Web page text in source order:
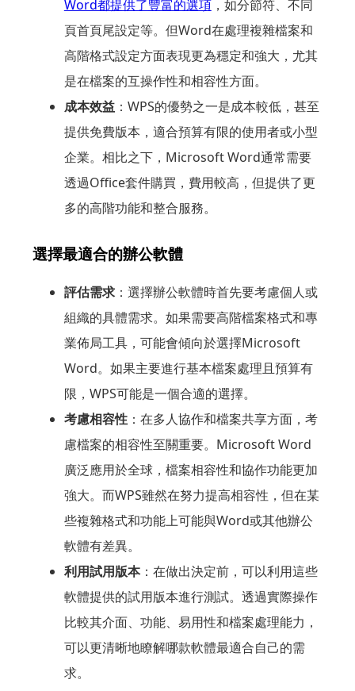
Word都提供了豐富的選項，如分節符、不同
頁首頁尾設定等。但Word在處理複雜檔案和
高階格式設定方面表現更為穩定和強大，尤其
是在檔案的互操作性和相容性方面。
成本效益：WPS的優勢之一是成本較低，甚至
提供免費版本，適合預算有限的使用者或小型
企業。相比之下，Microsoft Word通常需要
透過Office套件購買，費用較高，但提供了更
多的高階功能和整合服務。
選擇最適合的辦公軟體
評估需求：選擇辦公軟體時首先要考慮個人或
組織的具體需求。如果需要高階檔案格式和專
業佈局工具，可能會傾向於選擇Microsoft
Word。如果主要進行基本檔案處理且預算有
限，WPS可能是一個合適的選擇。
考慮相容性：在多人協作和檔案共享方面，考
慮檔案的相容性至關重要。Microsoft Word
廣泛應用於全球，檔案相容性和協作功能更加
強大。而WPS雖然在努力提高相容性，但在某
些複雜格式和功能上可能與Word或其他辦公
軟體有差異。
利用試用版本：在做出決定前，可以利用這些
軟體提供的試用版本進行測試。透過實際操作
比較其介面、功能、易用性和檔案處理能力，
可以更清晰地瞭解哪款軟體最適合自己的需
求。